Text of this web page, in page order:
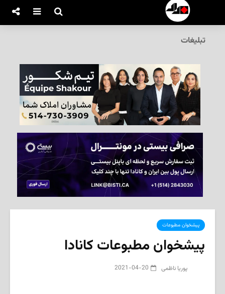
تبلیغات
پیشخوان مطبوعات
پیشخوان مطبوعات کانادا
پوریا ناظمی 2021-04-20